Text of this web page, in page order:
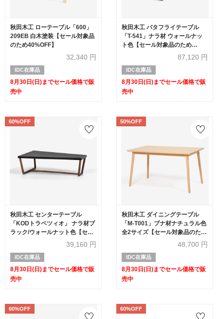
秋田木工 ローテーブル「600」
209EB 白木塗装【セール対象品
のため40%OFF】
32,340 円
IDC在庫品
8月30日(日)までセール価格で販
売中
秋田木工 バタフライテーブル
「T-541」ナラ材 ウォールナッ
ト色【セール対象品のため
87,120 円
IDC在庫品
8月30日(日)までセール価格で販
売中
60%OFF
秋田木工 センターテーブル
「KODトラペツィオ」 ナラ材ブ
ラック/ウォールナット色【セー
ル対象品のため60%OFF】
39,160 円
IDC在庫品
8月30日(日)までセール価格で販
売中
50%OFF
秋田木工 ダイニングテーブル
「M-T001」ブナ材ナチュラル色
全2サイズ【セール対象品のため
48,700 円
IDC在庫品
8月30日(日)までセール価格で販
売中
60%OFF 60%OFF